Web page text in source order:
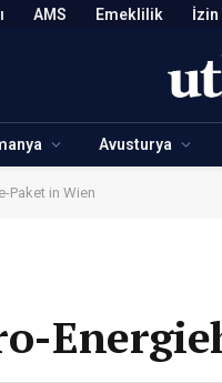
AMS Emeklilik İzin
Avusturya
Paket in Wien